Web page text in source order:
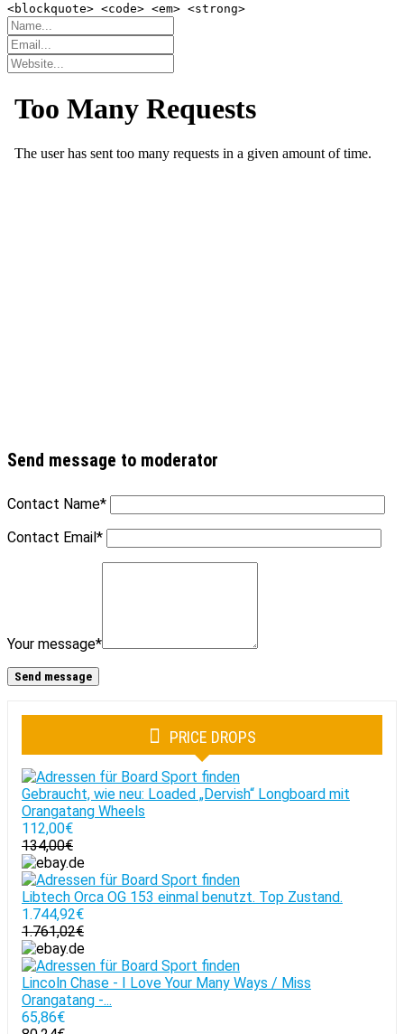
<blockquote> <code> <em> <strong>
Send message to moderator
Contact Name*
Contact Email*
Your message*
PRICE DROPS
Gebraucht, wie neu: Loaded „Dervish“ Longboard mit
Orangatang Wheels
112,00€
134,00€
Libtech Orca OG 153 einmal benutzt. Top Zustand.
1.744,92€
1.761,02€
Lincoln Chase - I Love Your Many Ways / Miss
Orangatang -...
65,86€